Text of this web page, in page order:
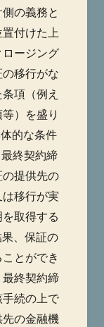
の義務と
付けた上
ージング
移行がな
項（例え
）を盛り
的な条件
終契約締
提供先の
移行が実
取得する
、保証の
とができ
終契約締
続の上で
の金融機